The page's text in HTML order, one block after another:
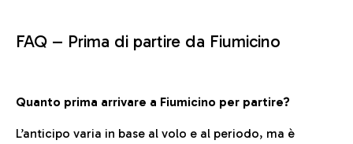
FAQ – Prima di partire da Fiumicino
Quanto prima arrivare a Fiumicino per partire?
L’anticipo varia in base al volo e al periodo, ma è